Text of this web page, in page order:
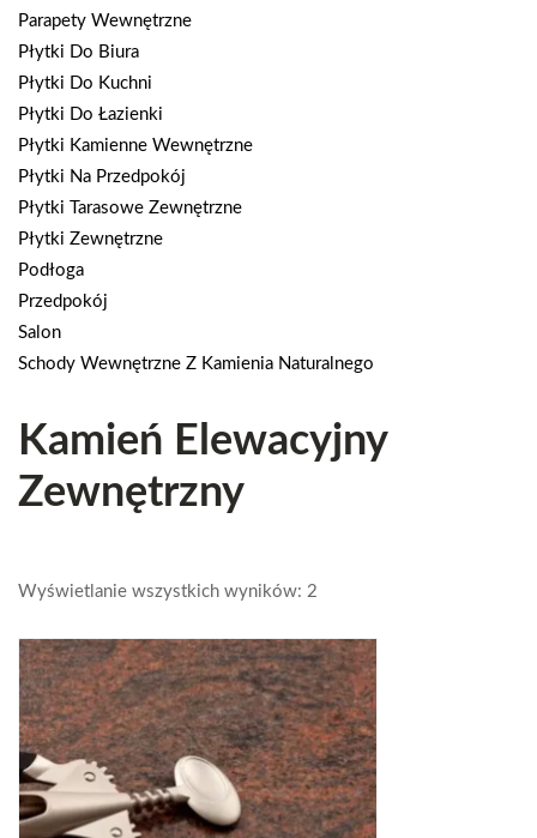
Parapety Wewnętrzne
Płytki Do Biura
Płytki Do Kuchni
Płytki Do Łazienki
Płytki Kamienne Wewnętrzne
Płytki Na Przedpokój
Płytki Tarasowe Zewnętrzne
Płytki Zewnętrzne
Podłoga
Przedpokój
Salon
Schody Wewnętrzne Z Kamienia Naturalnego
Kamień Elewacyjny
Zewnętrzny
Wyświetlanie wszystkich wyników: 2